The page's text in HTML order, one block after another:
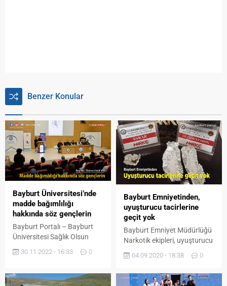
Benzer Konular
Bayburt Üniversitesi’nde
madde bağımlılığı
hakkında söz gençlerin
Bayburt Portalı – Bayburt
Üniversitesi Sağlık Olsun
Hizmetleri Meslek
düzenledikleri ‘Söz
30.11.2022 - 16:33 0
Bayburt Emniyetinden,
uyuşturucu tacirlerine
geçit yok
Bayburt Emniyet Müdürlüğü
Narkotik ekipleri, uyuşturucu
geçit vermiyor. Bayburt’a
getireceği tespit edilen N.Ş.,
04.09.2020 - 18:38 0